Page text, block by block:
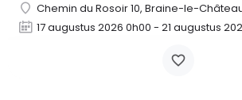
Chemin du Rosoir 10, Braine-le-
17 augustus 2026 0h00 - 21 augustus